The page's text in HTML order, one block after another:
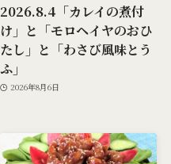
2026.8.4「カレイの煮付
け」と「モロヘイヤのおひ
たし」と「わさび風味とう
ふ」
2026年8月6日